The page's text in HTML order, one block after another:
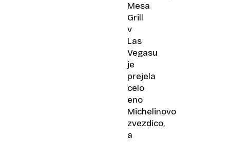
Mesa
Grill
v
Las
Vegasu
je
prejela
celo
eno
Michelinovo
zvezdico,
a